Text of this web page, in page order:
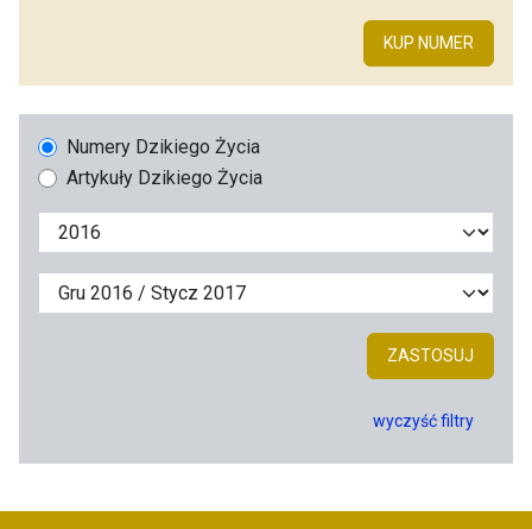
KUP NUMER
Numery Dzikiego Życia
Artykuły Dzikiego Życia
ZASTOSUJ
wyczyść filtry